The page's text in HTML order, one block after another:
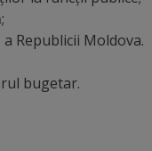
Republicii Moldova.
bugetar.